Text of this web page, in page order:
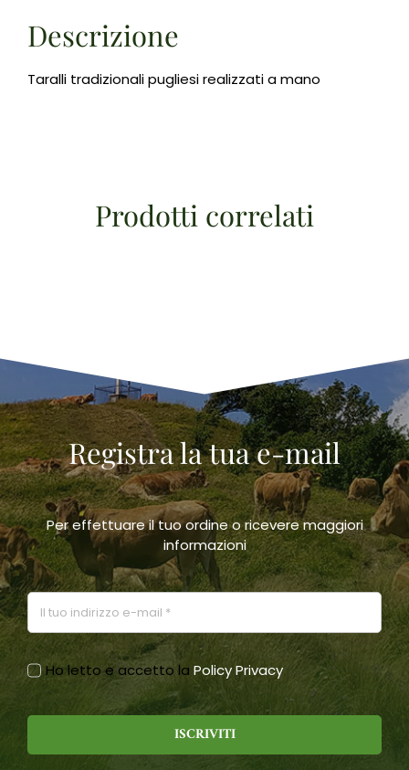
Descrizione
Taralli tradizionali pugliesi realizzati a mano
Prodotti correlati
Registra la tua e-mail
Per effettuare il tuo ordine o ricevere maggiori
informazioni
Ho letto e accetto laPolicy Privacy
ISCRIVITI